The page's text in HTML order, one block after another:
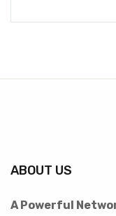
ABOUT US
A Powerful